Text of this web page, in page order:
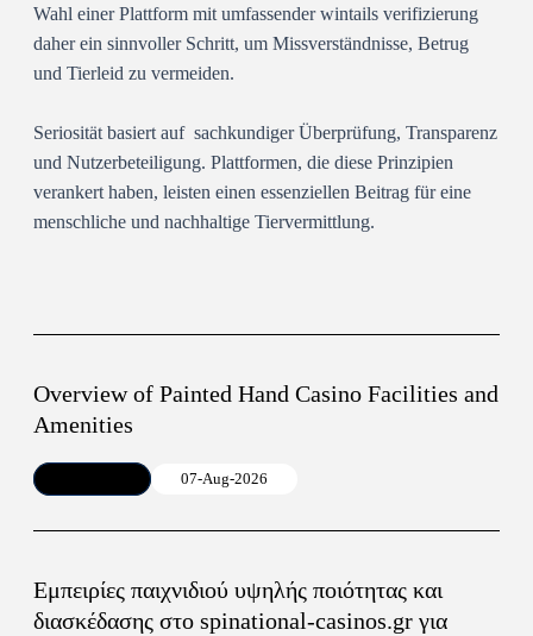
Wahl einer Plattform mit umfassender wintails verifizierung
daher ein sinnvoller Schritt, um Missverständnisse, Betrug
und Tierleid zu vermeiden.
Seriosität basiert aufsachkundiger Überprüfung, Transparenz
und Nutzerbeteiligung. Plattformen, die diese Prinzipien
verankert haben, leisten einen essenziellen Beitrag für eine
menschliche und nachhaltige Tiervermittlung.
Overview of Painted Hand Casino Facilities and
Amenities
07-Aug-2026
Εμπειρίες παιχνιδιού υψηλής ποιότητας και
διασκέδασης στο spinational-casinos.gr για